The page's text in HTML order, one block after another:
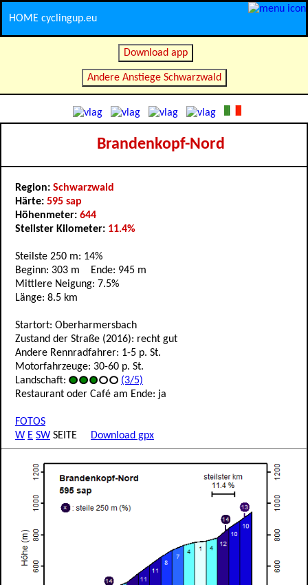
HOME cyclingup.eu
Download app
Andere Anstiege Schwarzwald
Brandenkopf-Nord
Region: Schwarzwald
Härte: 595 sap
Höhenmeter: 644
Steilster Kilometer: 11.4%
Steilste 250 m: 14%
Beginn: 303 m Ende: 945 m
Mittlere Neigung: 7.5%
Länge: 8.5 km
Startort: Oberharmersbach
Zustand der Straße (2016): recht gut
Andere Rennradfahrer: 1-5 p. St.
Motorfahrzeuge: 30-60 p. St.
Landschaft:
(3/5)
Restaurant oder Café am Ende: ja
FOTOS
W E SW SEITE Download gpx